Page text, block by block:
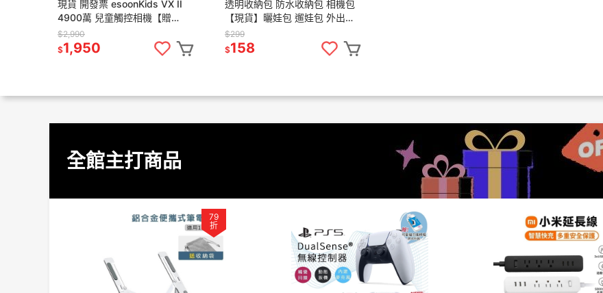
現貨 開發票 esoonKids VX II
4900萬 兒童觸控相機【贈
64G+保貼+支架】兒童相機 照
相機 相機
$2,990
$1,950
透明收納包 防水收納包 相機包
【現貨】曬娃包 遛娃包 外出包
痛包 娃娃包 透明娃包 相機收納
esoon
$299
$158
全館主打商品
79
折